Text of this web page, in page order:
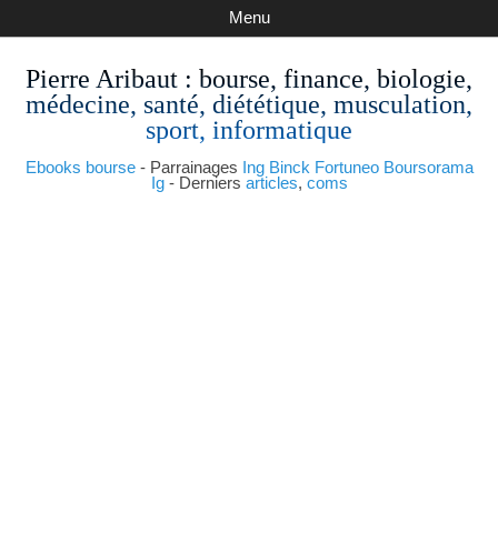
Pierre Aribaut : bourse, finance, biologie,
médecine, santé, diététique, musculation,
sport, informatique
Ebooks bourse- Parrainages Ing Binck Fortuneo Boursorama
Ig- Derniers articles, coms
Menu